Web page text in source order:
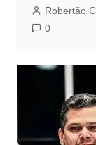
Robertão
0